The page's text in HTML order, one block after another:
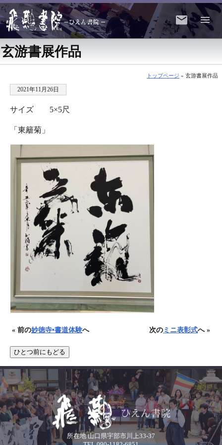
玄游書展作品
トップページ » 玄游書展作品
2021年11月26日
サイズ 5×5尺
「東籬菊」
« 前の妙徳寺•書道体験へ 次のミニ表彰式へ »
所在地 山口県宇部市川上33-37